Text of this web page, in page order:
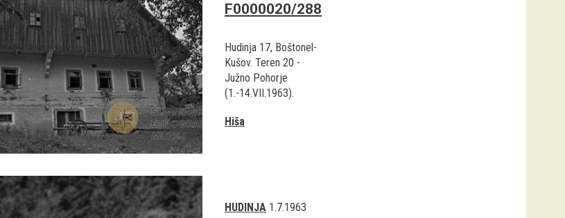
F0000020/288
Hudinja 17, Boštonel-
Kušov. Teren 20 -
Južno Pohorje
(1.-14.VII.1963).
Hiša
HUDINJA 1.7.1963